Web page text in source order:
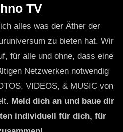
TV
alles was der Äther der
zu bieten hat. Wir
für alle und ohne, dass eine
Netzwerken notwendig
VIDEOS, & MUSIC von
Meld dich an und baue dir
individuell für dich, für